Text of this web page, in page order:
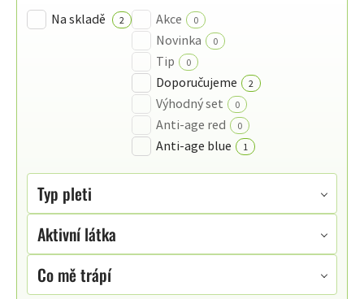
Na skladě 2 Akce 0
Novinka 0
Tip 0
Doporučujeme 2
Výhodný set 0
Anti-age red 0
Anti-age blue 1
Typ pleti
Aktivní látka
Co mě trápí